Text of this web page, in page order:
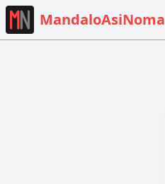
MandaloAsiNoma